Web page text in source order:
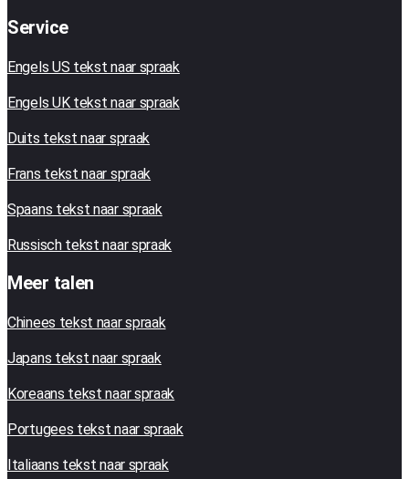
Service
Engels US tekst naar spraak
Engels UK tekst naar spraak
Duits tekst naar spraak
Frans tekst naar spraak
Spaans tekst naar spraak
Russisch tekst naar spraak
Meer talen
Chinees tekst naar spraak
Japans tekst naar spraak
Koreaans tekst naar spraak
Portugees tekst naar spraak
Italiaans tekst naar spraak